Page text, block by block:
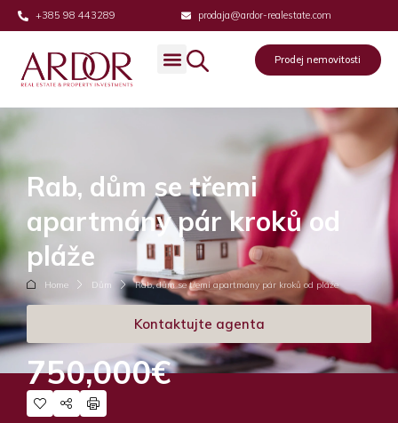
+385 98 443289 prodaja@ardor-realestate.com
Prodej nemovitosti
Rab, dům se třemi
apartmány pár kroků od
pláže
Home Dům Rab, dům se třemi apartmány pár kroků od pláže
Kontaktujte agenta
750,000€